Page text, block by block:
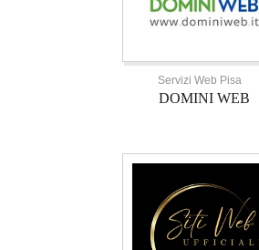
Servizi Web Pisa
DOMINI WEB